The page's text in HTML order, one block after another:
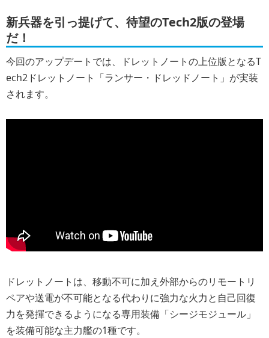
新兵器を引っ提げて、待望のTech2版の登場
だ！
今回のアップデートでは、ドレットノートの上位版となるT
ech2ドレットノート「ランサー・ドレッドノート」が実装
されます。
ドレットノートは、移動不可に加え外部からのリモートリ
ペアや送電が不可能となる代わりに強力な火力と自己回復
力を発揮できるようになる専用装備「シージモジュール」
を装備可能な主力艦の1種です。